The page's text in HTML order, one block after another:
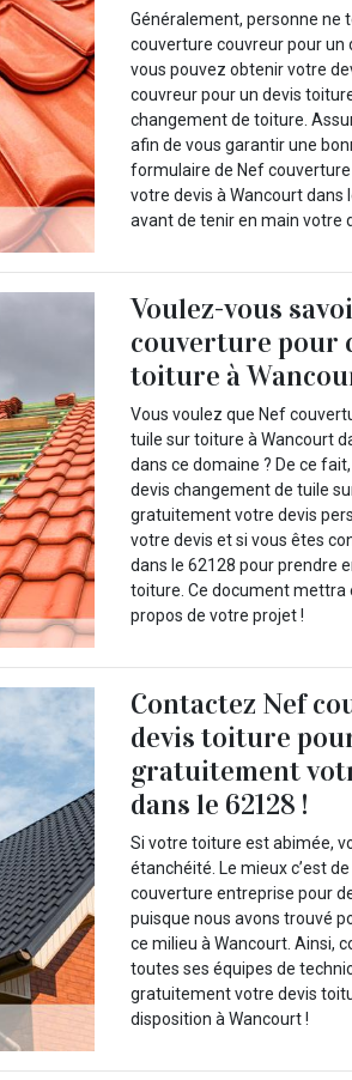
Généralement, personne ne
couverture couvreur pour un
vous pouvez obtenir votre
couvreur pour un devis
changement de toiture.
afin de vous garantir une
formulaire de Nef
votre devis à Wancourt dans
avant de tenir en main votre
Voulez-vous
couverture pour
toiture à
Vous voulez que Nef
tuile sur toiture à Wancourt
dans ce domaine ? De ce
devis changement de tuile
gratuitement votre devis
votre devis et si vous êtes
dans le 62128 pour prendre
toiture. Ce document mettra
propos de votre projet !
Contactez Nef
devis toiture
gratuitement
dans le 62128 !
Si votre toiture est abimée,
étanchéité. Le mieux c’est
couverture entreprise pour
puisque nous avons trouvé
ce milieu à Wancourt. Ainsi,
toutes ses équipes de
gratuitement votre devis
disposition à Wancourt !